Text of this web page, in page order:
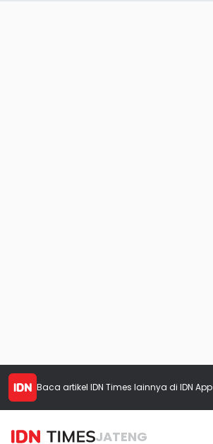
Baca artikel IDN Times lainnya di IDN App
JATENG